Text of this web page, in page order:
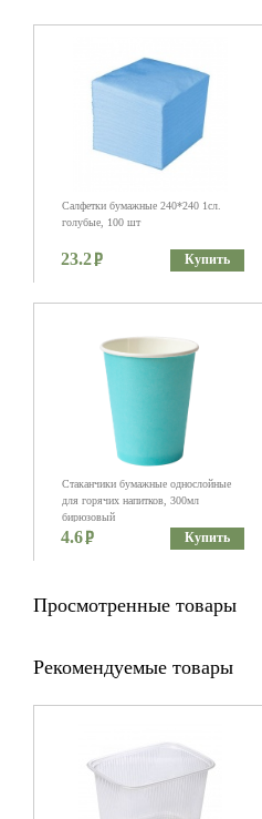
Салфетки бумажные 240*240 1сл.
голубые, 100 шт
23.2 Купить
Стаканчики бумажные однослойные
для горячих напитков, 300мл
бирюзовый
4.6 Купить
Просмотренные товары
Рекомендуемые товары